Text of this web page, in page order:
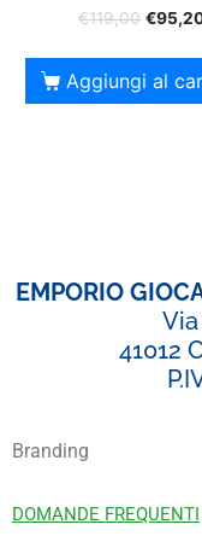
€119,00 €
Aggiungi al
EMPORIO
41012
Branding
DOMANDE FREQUENTI